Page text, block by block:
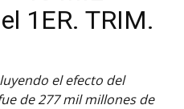
1ER. TRIM.
el efecto del
de 277 mil millones de